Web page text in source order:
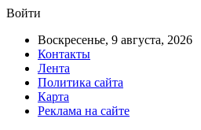
Войти
Воскресенье, 9 августа, 2026
Контакты
Лента
Политика сайта
Карта
Реклама на сайте